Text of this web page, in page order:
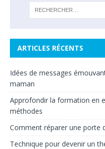
ARTICLES RÉCENTS
Idées de messages
maman
Approfondir la formation en
méthodes
Comment réparer une porte
Technique pour devenir un